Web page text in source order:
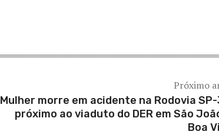
Próximo
Mulher morre em acidente na Rodovia
próximo ao viaduto do DER em São
Boa